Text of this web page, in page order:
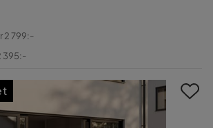
2 799:-
395:-